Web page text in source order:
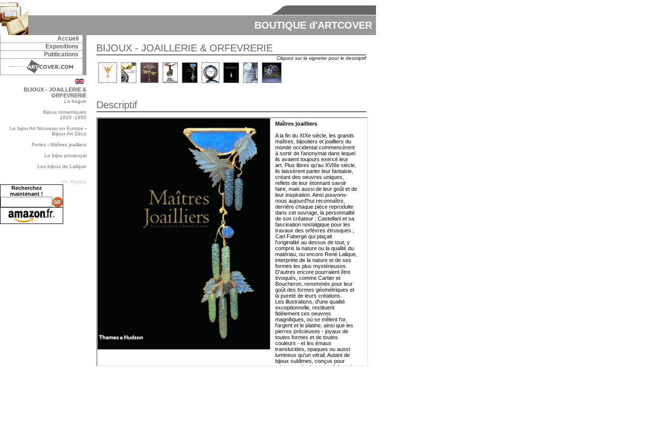
BOUTIQUE d'ARTCOVER
Accueil
Expositions
Publications
BIJOUX - JOAILLERIE &
ORFEVRERIE
La bague
Bijoux romantiques
1820 -1850
Le bijou Art Nouveau en Europe -
Bijoux Art Déco
Perles - Maîtres joailliers
Le bijou provençal
Les bijoux de Lalique
<< Retour
Recherchez
maintenant !
BIJOUX - JOAILLERIE & ORFEVRERIE
Cliquez sur la vignette pour le descriptif
Descriptif